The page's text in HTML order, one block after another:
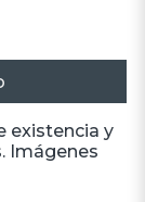
existencia y
Imágenes